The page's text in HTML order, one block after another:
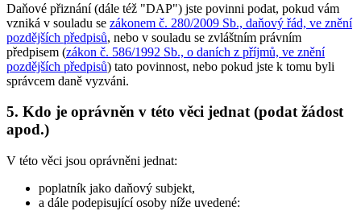
Daňové přiznání (dále též "DAP") jste povinni podat, pokud vám
vzniká v souladu se zákonem č. 280/2009 Sb., daňový řád, ve znění
pozdějších předpisů, nebo v souladu se zvláštním právním
předpisem (zákon č. 586/1992 Sb., o daních z příjmů, ve znění
pozdějších předpisů) tato povinnost, nebo pokud jste k tomu byli
správcem daně vyzváni.
5. Kdo je oprávněn v této věci jednat (podat žádost
apod.)
V této věci jsou oprávněni jednat:
poplatník jako daňový subjekt,
a dále podepisující osoby níže uvedené: